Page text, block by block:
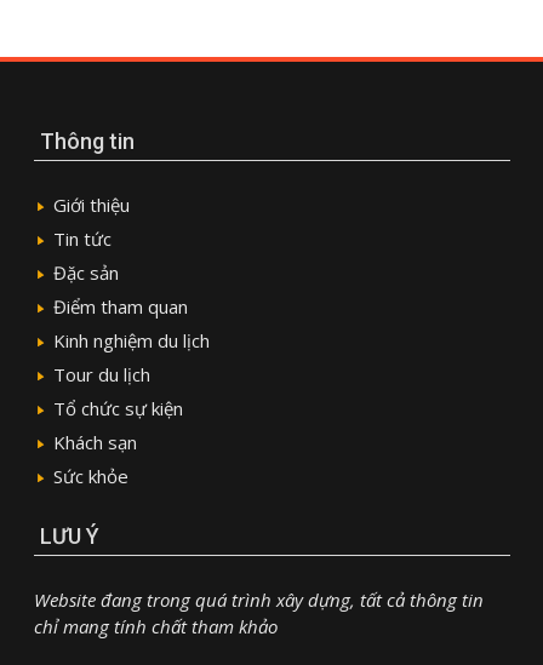
Thông tin
Giới thiệu
Tin tức
Đặc sản
Điểm tham quan
Kinh nghiệm du lịch
Tour du lịch
Tổ chức sự kiện
Khách sạn
Sức khỏe
LƯU Ý
Website đang trong quá trình xây dựng, tất cả thông tin
chỉ mang tính chất tham khảo